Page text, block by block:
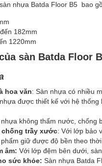
nhựa Batda Floor B5 bao
182mm
1220mm
sàn Batda Floor
hoa văn: Sàn nhựa có nhiều
được thiết kế với hệ
không thấm nước, chống
chống trầy xước: Với lớp bảo
giữ được độ bền theo thời
âm: Với lớp đệm bên dưới,
sức khỏe: Sàn nhựa Batda